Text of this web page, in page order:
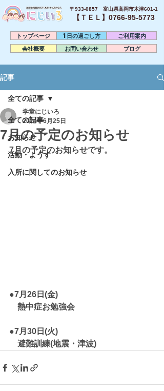
〒933-0857 富山県高岡市木津601-1
【ＴＥＬ】0766-95-5773​
トップページ 1日の過ごし方
ご利用案内
会社概要
お問い合わせ ブログ
記事
全ての記事
お知らせ
活動・ようす
入所に関してのお知らせ
全ての記事
7月の予定のお知らせ
学童にじいろ
2024年6月25日
7月の予定のお知らせです。
●7月26日(金)
熱中症お勉強会
●7月30日(火)
避難訓練(地震・津波)